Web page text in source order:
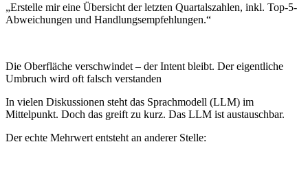
„Erstelle mir eine Übersicht der letzten Quartalszahlen, inkl. Top-5-
Abweichungen und Handlungsempfehlungen.“
Die Oberfläche verschwindet – der Intent bleibt. Der eigentliche
Umbruch wird oft falsch verstanden
In vielen Diskussionen steht das Sprachmodell (LLM) im
Mittelpunkt. Doch das greift zu kurz. Das LLM ist austauschbar.
Der echte Mehrwert entsteht an anderer Stelle: